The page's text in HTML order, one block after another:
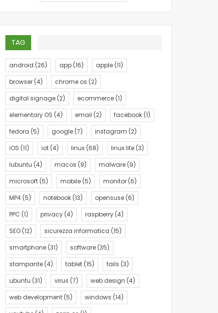
TAG
android (26) app(16) apple(11)
browser(4) chrome os (2)
digital signage(2) ecommerce(1)
elementary OS (4) email (2) facebook(1)
fedora (5) google(7) instagram (2)
iOS (11) iot(4) linux(68) linux lite(3)
lubuntu (4) macos (9) malware(9)
microsoft(5) mobile(5) monitor(6)
MP4(5) notebook(13) opensuse(6)
PPC (1) privacy(4) raspberry(4)
SEO(12) sicurezza informatica (15)
smartphone(31) software(35)
stampante(4) tablet(15) tails (3)
ubuntu (31) virus (7) web design (4)
web development(5) windows (14)